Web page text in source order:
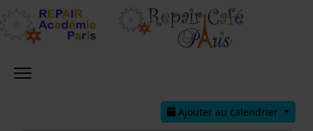
Ajouter au calendrier